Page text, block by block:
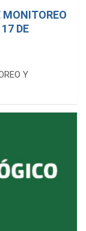
MONITOREO
DE
Y